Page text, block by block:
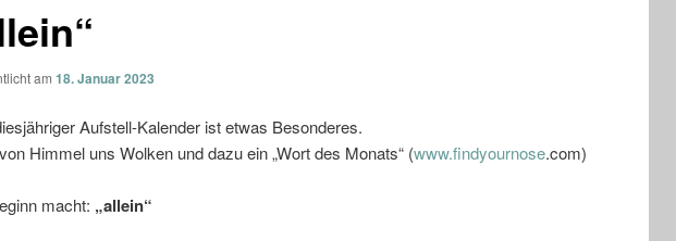
am18. Januar 2023
Aufstell-Kalender ist etwas Besonderes.
Himmel uns Wolken und dazu ein „Wort des Monats“ (www.findyournose.com)
macht: „allein“